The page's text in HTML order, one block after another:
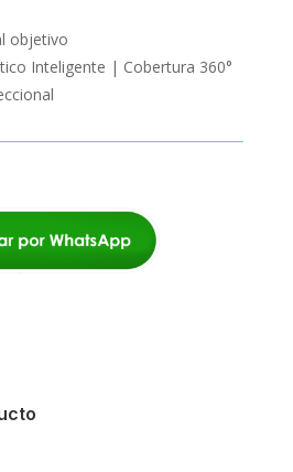
objetivo
Inteligente | Cobertura 360°